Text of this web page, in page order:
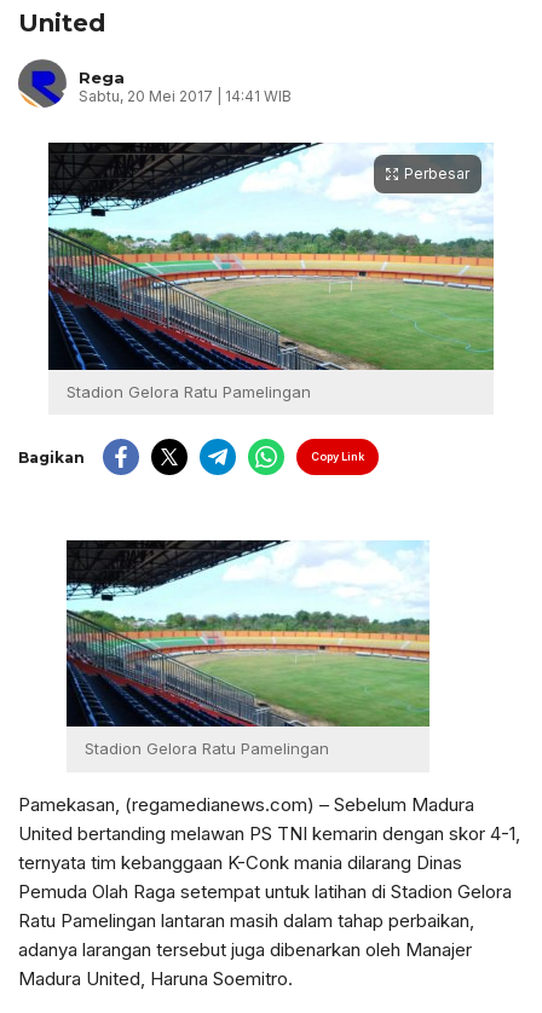
United
Rega
Sabtu, 20 Mei 2017 | 14:41 WIB
Perbesar
Stadion Gelora Ratu Pamelingan
Bagikan Copy Link
Stadion Gelora Ratu Pamelingan
Pamekasan, (regamedianews.com) – Sebelum Madura
United bertanding melawan PS TNI kemarin dengan skor 4-1,
ternyata tim kebanggaan K-Conk mania dilarang Dinas
Pemuda Olah Raga setempat untuk latihan di Stadion Gelora
Ratu Pamelingan lantaran masih dalam tahap perbaikan,
adanya larangan tersebut juga dibenarkan oleh Manajer
Madura United, Haruna Soemitro.